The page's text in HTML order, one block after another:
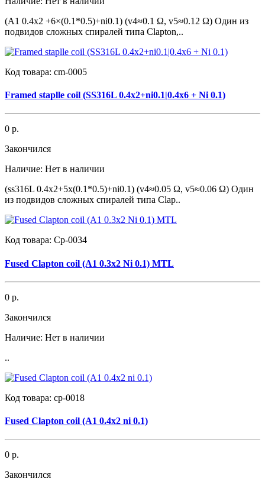
(А1 0.4х2 +6×(0.1*0.5)+ni0.1) (v4≈0.1 Ω, v5≈0.12 Ω) Один из
подвидов сложных спиралей типа Clapton,..
Код товара: cm-0005
Framed staplle coil (SS316L 0.4x2+ni0.1|0.4x6 + Ni 0.1)
0 р.
Закончился
Наличие: Нет в наличии
(ss316L 0.4x2+5x(0.1*0.5)+ni0.1) (v4≈0.05 Ω, v5≈0.06 Ω) Один
из подвидов сложных спиралей типа Clap..
Код товара: Cp-0034
Fused Clapton coil (A1 0.3x2 Ni 0.1) MTL
0 р.
Закончился
Наличие: Нет в наличии
..
Код товара: cp-0018
Fused Clapton coil (A1 0.4x2 ni 0.1)
0 р.
Закончился